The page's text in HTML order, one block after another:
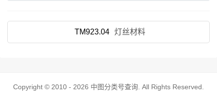
TM923.04 灯丝材料
Copyright © 2010 - 2026 中图分类号查询 . All Rights Reserved.